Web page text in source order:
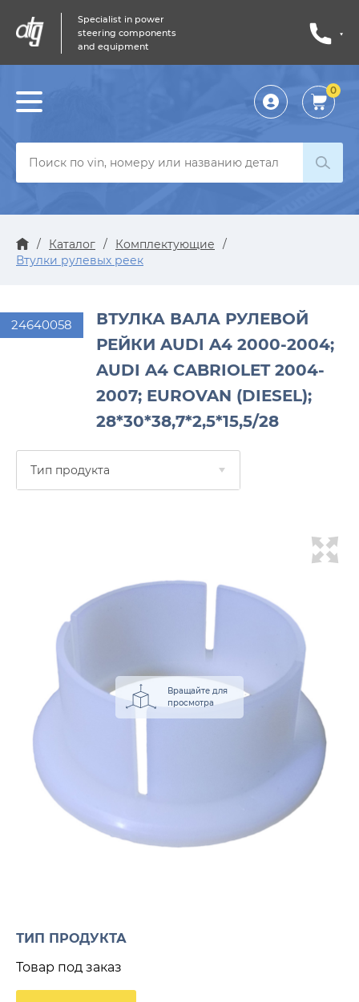
Specialist in power
steering components
and equipment
Личный
кабинет
0
/ Каталог / Комплектующие
/
Втулки рулевых реек
24640058
ВТУЛКА ВАЛА РУЛЕВОЙ
РЕЙКИ AUDI A4 2000-2004;
AUDI A4 CABRIOLET 2004-
2007; EUROVAN (DIESEL);
28*30*38,7*2,5*15,5/28
Тип продукта
ТИП ПРОДУКТА
Товар под заказ
Вращайте для
просмотра